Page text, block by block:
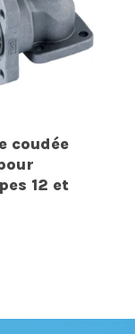
coudée
12 et